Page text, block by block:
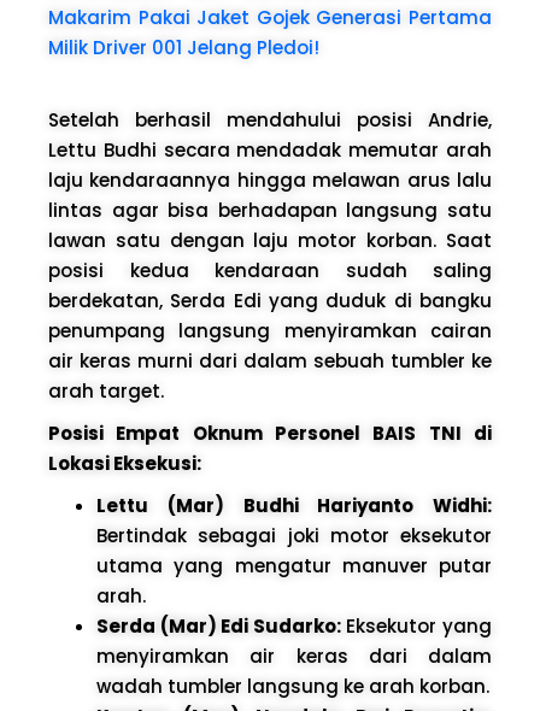
Makarim Pakai Jaket Gojek Generasi Pertama
Milik Driver 001 Jelang Pledoi!
Setelah berhasil mendahului posisi Andrie,
Lettu Budhi secara mendadak memutar arah
laju kendaraannya hingga melawan arus lalu
lintas agar bisa berhadapan langsung satu
lawan satu dengan laju motor korban. Saat
posisi kedua kendaraan sudah saling
berdekatan, Serda Edi yang duduk di bangku
penumpang langsung menyiramkan cairan
air keras murni dari dalam sebuah tumbler ke
arah target.
Posisi Empat Oknum Personel BAIS TNI di
Lokasi Eksekusi:
Lettu (Mar) Budhi Hariyanto Widhi:
Bertindak sebagai joki motor eksekutor
utama yang mengatur manuver putar
arah.
Serda (Mar) Edi Sudarko:Eksekutor yang
menyiramkan air keras dari dalam
wadah tumbler langsung ke arah korban.